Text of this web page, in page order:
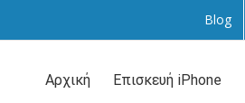
Blog
Αναζήτηση
Αρχική Επισκευή iPhone